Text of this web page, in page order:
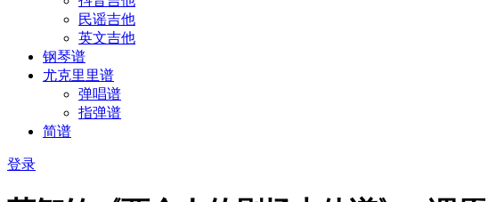
民谣吉他
英文吉他
钢琴谱
尤克里里谱
弹唱谱
指弹谱
简谱
登录